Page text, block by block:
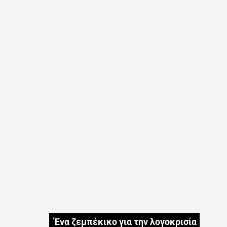
Ένα ζεμπέκικο για την λογοκρισία